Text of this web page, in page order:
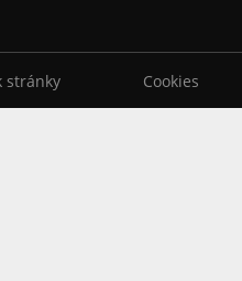
stránky Cookies